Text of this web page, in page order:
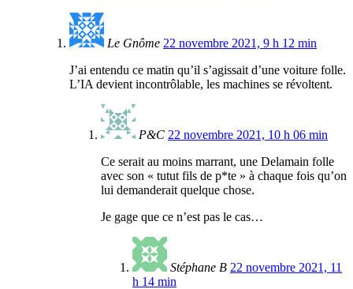
Le Gnôme 22 novembre 2021, 9 h 12 min
J’ai entendu ce matin qu’il s’agissait d’une voiture folle.
L’IA devient incontrôlable, les machines se révoltent.
P&C 22 novembre 2021, 10 h 06 min
Ce serait au moins marrant, une Delamain folle
avec son « tutut fils de p*te » à chaque fois qu’on
lui demanderait quelque chose.
Je gage que ce n’est pas le cas…
Stéphane B 22 novembre 2021, 11
h 14 min